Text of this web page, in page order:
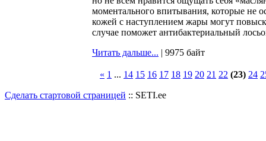
моментального впитывания, которые не
кожей с наступлением жары могут
случае поможет антибактериальный
Читать дальше... | 9975 байт
« 1 ... 14 15 16 17 18 19 20 21 22 (23) 24
Сделать стартовой страницей :: SETI.ee